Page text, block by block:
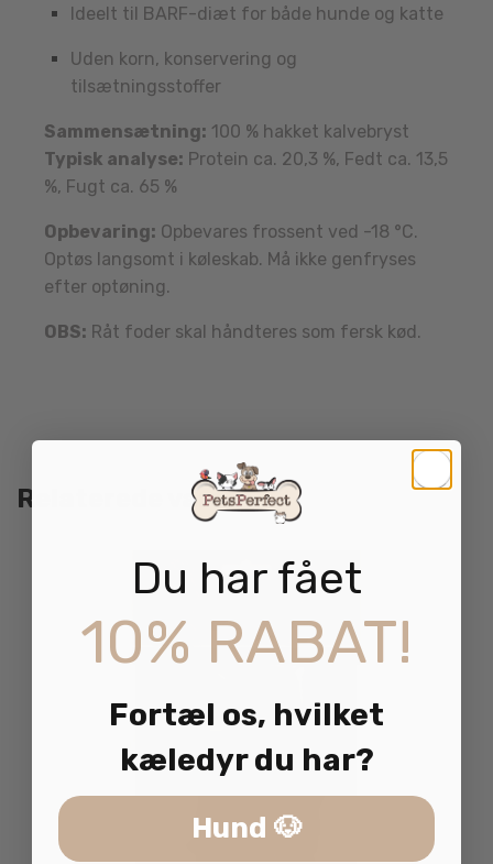
Ideelt til BARF-diæt for både hunde og katte
Uden korn, konservering og
tilsætningsstoffer
Sammensætning: 100 % hakket kalvebryst
Typisk analyse: Protein ca. 20,3 %, Fedt ca. 13,5
%, Fugt ca. 65 %
Opbevaring: Opbevares frossent ved -18 °C.
Optøs langsomt i køleskab. Må ikke genfryses
efter optøning.
OBS: Råt foder skal håndteres som fersk kød.
Relaterede varer
Du har fået
10% RABAT!
Fortæl os, hvilket
kæledyr du har?
Hund 🐶